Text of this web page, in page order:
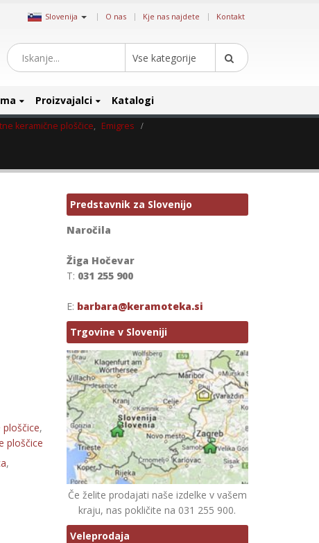
Slovenija | O nas Kje nas najdete Kontakt
Vse kategorije
Proizvajalci Katalogi
keramične ploščice, Emigres
ploščice,
ploščice
,
Predstavnik za Slovenijo
Naročila
Žiga Hočevar
T: 031 255 900
E: barbara@keramoteka.si
Trgovine v Sloveniji
Če želite prodajati naše izdelke v vašem
kraju, nas pokličite na 031 255 900.
Veleprodaja